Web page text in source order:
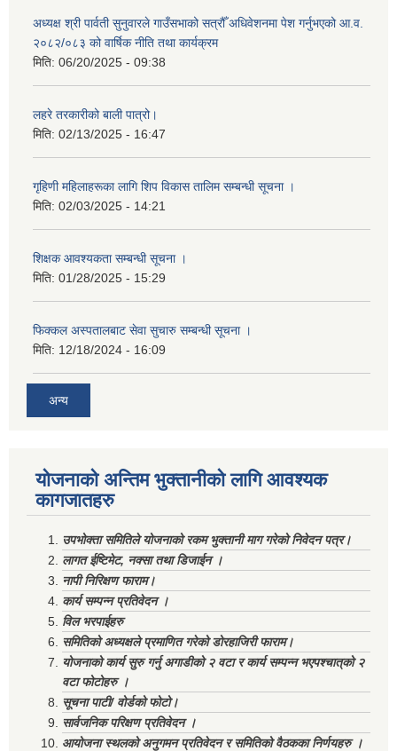
अध्यक्ष श्री पार्वती सुनुवारले गाउँसभाको सत्रौँ अधिवेशनमा पेश गर्नुभएको आ.व.
२०८२/०८३ को वार्षिक नीति तथा कार्यक्रम
मिति: 06/20/2025 - 09:38
लहरे तरकारीको बाली पात्रो।
मिति: 02/13/2025 - 16:47
गृहिणी महिलाहरूका लागि शिप विकास तालिम सम्बन्धी सूचना ‌।
मिति: 02/03/2025 - 14:21
शिक्षक आवश्यकता सम्बन्धी सूचना ।
मिति: 01/28/2025 - 15:29
फिक्कल अस्पतालबाट सेवा सुचारु सम्बन्धी सूचना ।
मिति: 12/18/2024 - 16:09
अन्य
योजनाको अन्तिम भुक्तानीको लागि आवश्यक
कागजातहरु
उपभोक्ता समितिले योजनाको रकम भुक्तानी माग गरेको निवेदन पत्र।
लागत ईष्टिमेट, नक्सा तथा डिजाईन ।
नापी निरिक्षण फाराम।
कार्य सम्पन्न प्रतिवेदन ।
विल भरपाईहरु
समितिको अध्यक्षले प्रमाणित गरेको डोरहाजिरी फाराम।
योजनाको कार्य सुरु गर्नु अगाडीको २ वटा र कार्य सम्पन्न भएपश्चात्‌को २
वटा फोटोहरु ।
सूचना पाटी/ वोर्डको फोटो।
सार्वजनिक परिक्षण प्रतिवेदन ।
आयोजना स्थलको अनुगमन प्रतिवेदन र समितिको वैठकका निर्णयहरु ।